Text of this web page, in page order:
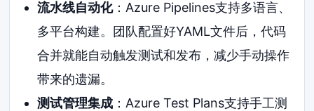
流水线自动化：Azure Pipelines支持多语言、
多平台构建。团队配置好YAML文件后，代码
合并就能自动触发测试和发布，减少手动操作
带来的遗漏。
测试管理集成：Azure Test Plans支持手工测